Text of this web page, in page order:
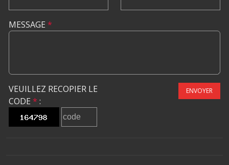
MESSAGE *
VEUILLEZ RECOPIER LE
CODE * :
ENVOYER